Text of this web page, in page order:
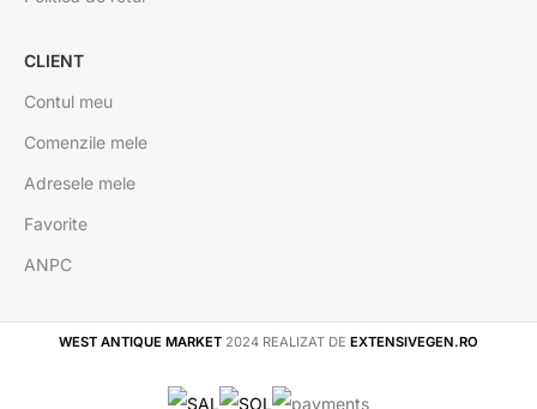
CLIENT
Contul meu
Comenzile mele
Adresele mele
Favorite
ANPC
WEST ANTIQUE MARKET 2024 REALIZAT DE EXTENSIVEGEN.RO